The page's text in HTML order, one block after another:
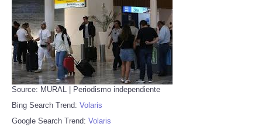
Source: MURAL | Periodismo independiente
Bing Search Trend: Volaris
Google Search Trend: Volaris